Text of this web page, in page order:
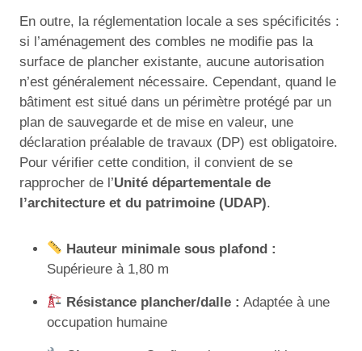
En outre, la réglementation locale a ses spécificités :
si l’aménagement des combles ne modifie pas la
surface de plancher existante, aucune autorisation
n’est généralement nécessaire. Cependant, quand le
bâtiment est situé dans un périmètre protégé par un
plan de sauvegarde et de mise en valeur, une
déclaration préalable de travaux (DP) est obligatoire.
Pour vérifier cette condition, il convient de se
rapprocher de l’Unité départementale de
l’architecture et du patrimoine (UDAP).
Hauteur minimale sous plafond :
Supérieure à 1,80 m
Résistance plancher/dalle : Adaptée à une
occupation humaine